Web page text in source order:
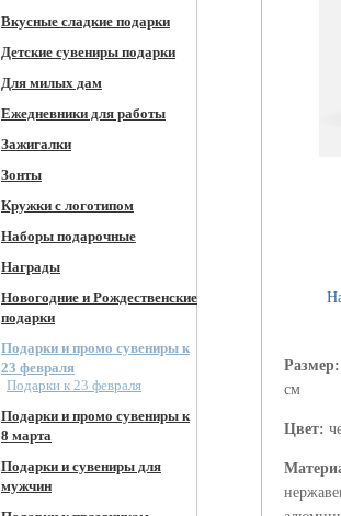
Вкусные сладкие подарки
Детские сувениры подарки
Для милых дам
Ежедневники для работы
Зажигалки
Зонты
Кружки c логотипом
Наборы подарочные
Награды
Новогодние и Рождественские
подарки
Подарки и промо сувениры к
23 февраля
Подарки к 23 февраля
Подарки и промо сувениры к
8 марта
Подарки и сувениры для
мужчин
см
Цвет: